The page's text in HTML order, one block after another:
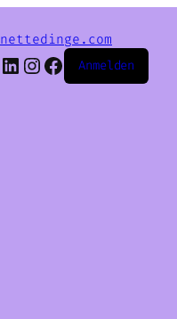
nettedinge.com
LinkedIn
Instagram
Facebook
Anmelden